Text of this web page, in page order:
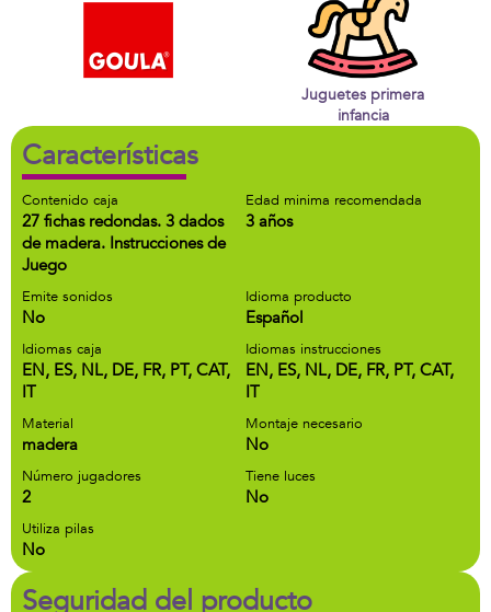
Juguetes primera
infancia
Características
Contenido caja
27 fichas redondas. 3 dados
de madera. Instrucciones de
Juego
Edad minima recomendada
3 años
Emite sonidos
No
Idioma producto
Español
Idiomas caja
EN, ES, NL, DE, FR, PT, CAT,
IT
Idiomas instrucciones
EN, ES, NL, DE, FR, PT, CAT,
IT
Material
madera
Montaje necesario
No
Número jugadores
2
Tiene luces
No
Utiliza pilas
No
Seguridad del producto